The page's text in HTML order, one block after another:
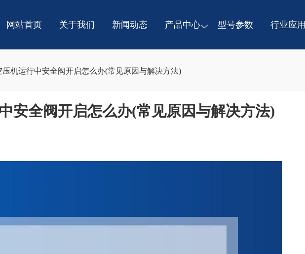
网站首页 关于我们 新闻动态 产品中心 型号参数 行业应用
压机运行中安全阀开启怎么办(常见原因与解决方法)
安全阀开启怎么办(常见原因与解决方法)